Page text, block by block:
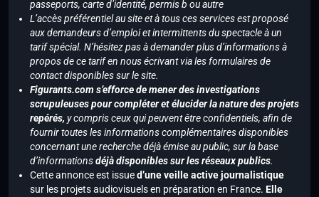
passeports, carte d’identité, permis b ou autre
L’accès préférentiel au site et à tous ces services est proposé
aux demandeurs d’emploi et intermittents du spectacle à un
tarif spécial. N’hésitez pas à demander plus d’informations à
propos de ce tarif en nous écrivant via les formulaires de
contact disponibles sur le site.
Figurants.com s’efforce de mener des investigations
scrupuleuses pour compléter et élucider la nature des projets
repérés, y compris ceux qui peuvent être confidentiels, afin de
fournir toutes les informations complémentaires disponibles
concernant une recherche déjà émise au public, sur la base
d’informationsdéjà disponibles sur les réseaux publics.
Cette annonce est issued’une veille active journalistique
sur les projets audiovisuels en préparation en France. Elle